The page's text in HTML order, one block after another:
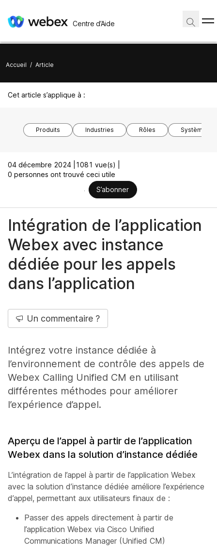
Centre d’Aide
Accueil / Article
Cet article s’applique à :
Produits Industries Rôles Système
04 décembre 2024 |
1081 vue(s) |
0 personnes ont trouvé ceci utile
S’abonner
Intégration de l’application
Webex avec instance
dédiée pour les appels
dans l’application
Un commentaire ?
Intégrez votre instance dédiée à
l’environnement de contrôle des appels de
Webex Calling Unified CM en utilisant
différentes méthodes pour améliorer
l’expérience d’appel.
Aperçu de l’appel à partir de l’application
Webex dans la solution d’instance dédiée
L’intégration de l’appel à partir de l’application Webex
avec la solution d’instance dédiée améliore l’expérience
d’appel, permettant aux utilisateurs finaux de :
Passer des appels directement à partir de
l’application Webex via Cisco Unified
Communications Manager (Unified CM)